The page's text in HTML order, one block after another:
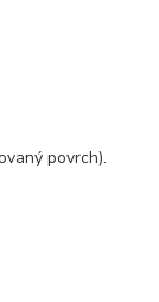
povrch).